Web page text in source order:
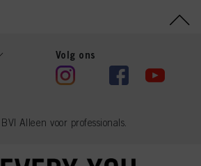
Volg ons
Alleen voor professionals.